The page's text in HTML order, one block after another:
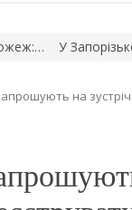
У Запорізькому
на